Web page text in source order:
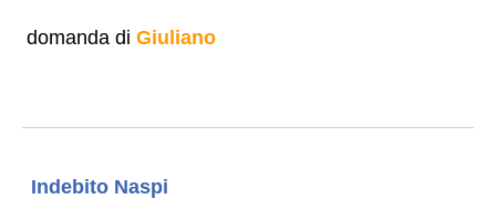
domanda di Giuliano
Indebito Naspi